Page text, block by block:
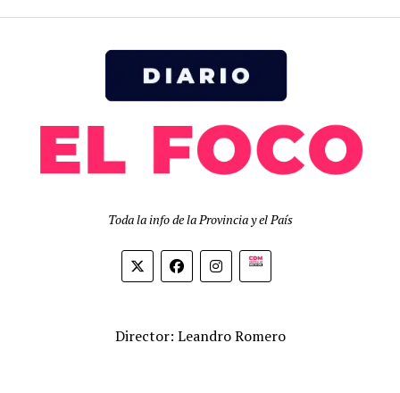
Toda la info de la Provincia y el País
Biolink
Director: Leandro Romero